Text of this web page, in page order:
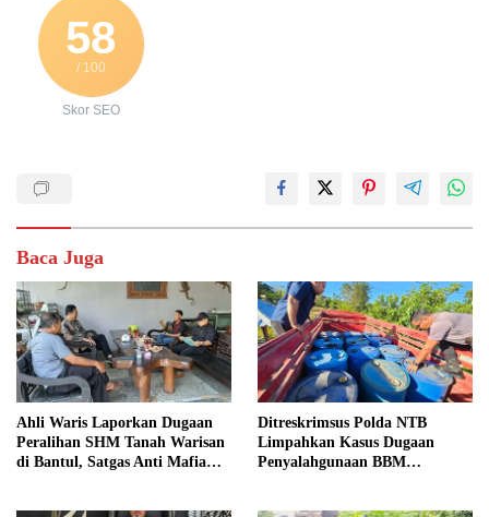
58
/ 100
Skor SEO
Baca Juga
Ahli Waris Laporkan Dugaan
Peralihan SHM Tanah Warisan
di Bantul, Satgas Anti Mafia
Ditreskrimsus Polda NTB
Limpahkan Kasus Dugaan
Penyalahgunaan BBM